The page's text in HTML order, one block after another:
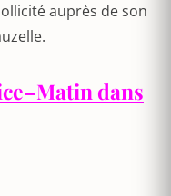
auprès de son
dans